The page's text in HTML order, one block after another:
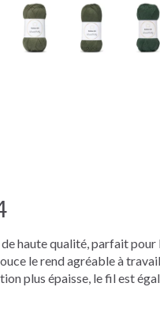
haute qualité, parfait
le rend agréable à
plus épaisse, le fil est